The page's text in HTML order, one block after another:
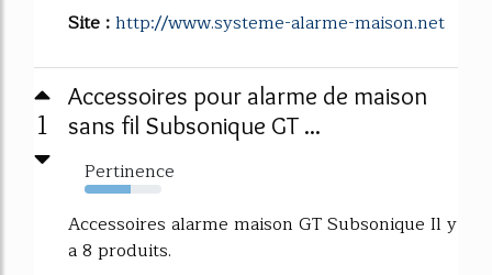
Site :http://www.systeme-alarme-maison.net
1
Accessoires pour alarme de maison
sans fil Subsonique GT ...
Pertinence
60%
Accessoires alarme maison GT Subsonique Il y
a 8 produits.